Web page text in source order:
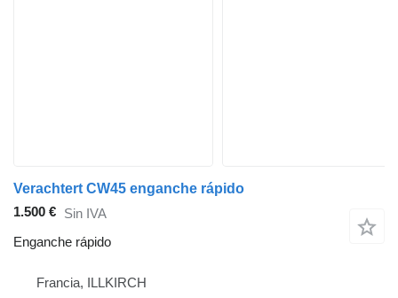
Verachtert CW45 enganche rápido
1.500 € Sin IVA
Enganche rápido
Francia, ILLKIRCH